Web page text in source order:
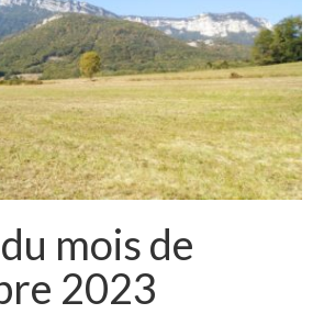
d’actions
mois de
2023